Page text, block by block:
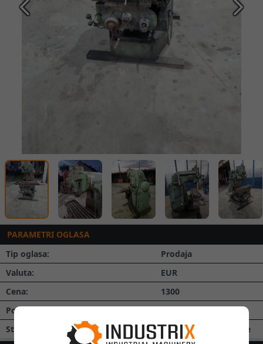
Prethodna
PARAMETRI OGLASA
Tip oglasa:
Prodaja
Valuta:
EUR
Cena:
1300
Porez:
sa PDV-om
Stanje:
Polovno, dobro stanje